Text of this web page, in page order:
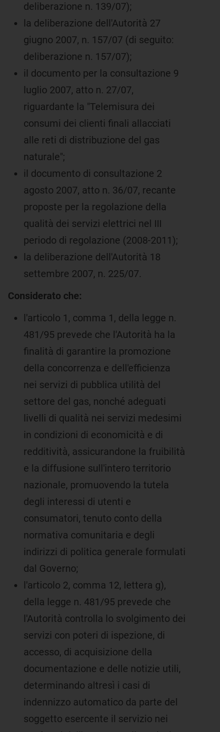
deliberazione n. 139/07);
la deliberazione dell'Autorità 27
giugno 2007, n. 157/07 (di seguito:
deliberazione n. 157/07);
il documento per la consultazione 9
luglio 2007, atto n. 27/07,
riguardante la "Telemisura dei
consumi dei clienti finali allacciati
alle reti di distribuzione del gas
naturale";
il documento di consultazione 2
agosto 2007, atto n. 36/07, recante
proposte per la regolazione della
qualità dei servizi elettrici nel III
periodo di regolazione (2008-2011);
la deliberazione dell'Autorità 18
settembre 2007, n. 225/07.
Considerato che:
l'articolo 1, comma 1, della legge n.
481/95 prevede che l'Autorità ha la
finalità di garantire la promozione
della concorrenza e dell'efficienza
nei servizi di pubblica utilità del
settore del gas, nonché adeguati
livelli di qualità nei servizi medesimi
in condizioni di economicità e di
redditività, assicurandone la fruibilità
e la diffusione sull'intero territorio
nazionale, promuovendo la tutela
degli interessi di utenti e
consumatori, tenuto conto della
normativa comunitaria e degli
indirizzi di politica generale formulati
dal Governo;
l'articolo 2, comma 12, lettera g),
della legge n. 481/95 prevede che
l'Autorità controlla lo svolgimento dei
servizi con poteri di ispezione, di
accesso, di acquisizione della
documentazione e delle notizie utili,
determinando altresì i casi di
indennizzo automatico da parte del
soggetto esercente il servizio nei